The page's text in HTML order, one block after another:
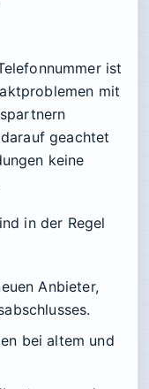
ist
mit
geachtet
keine
in der Regel
Anbieter,
bei altem und